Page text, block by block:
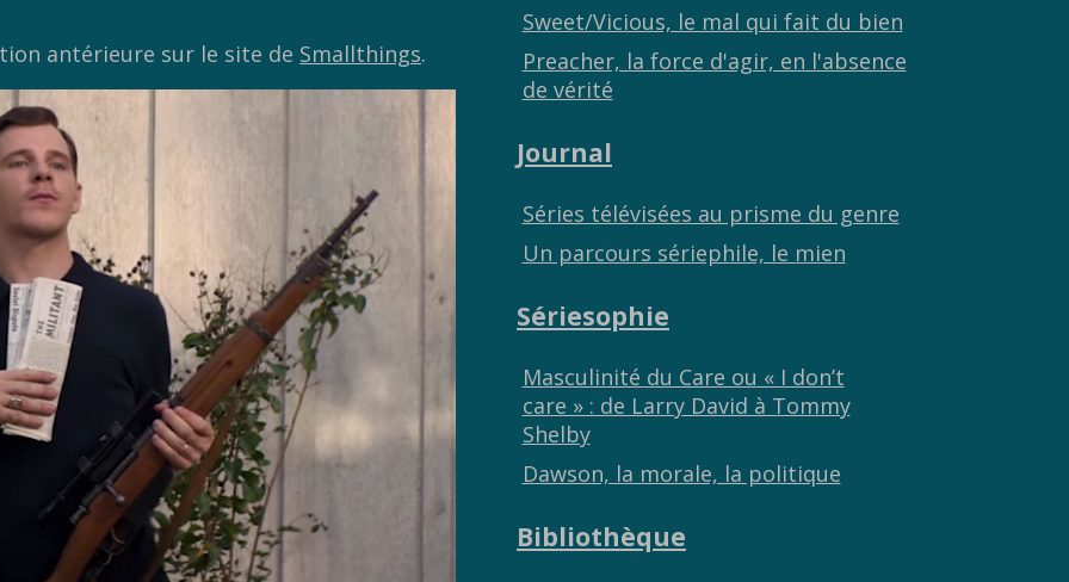
antérieure sur le site de Smallthings.
Sweet/Vicious, le mal qui fait du bien
Preacher, la force d'agir, en l'absence
de vérité
Journal
Séries télévisées au prisme du genre
Un parcours sériephile, le mien
Sériesophie
Masculinité du Care ou « I don’t
care » : de Larry David à Tommy
Shelby
Dawson, la morale, la politique
Bibliothèque